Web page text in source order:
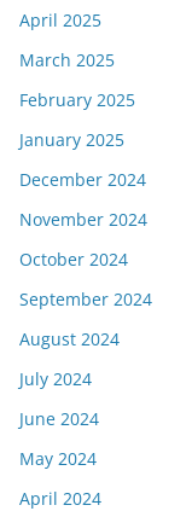
April 2025
March 2025
February 2025
January 2025
December 2024
November 2024
October 2024
September 2024
August 2024
July 2024
June 2024
May 2024
April 2024